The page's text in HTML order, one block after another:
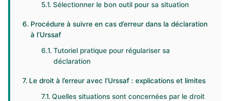
Sélectionner le bon outil pour sa situation
Procédure à suivre en cas d’erreur dans la déclaration
à l’Urssaf
Tutoriel pratique pour régulariser sa
déclaration
Le droit à l’erreur avec l’Urssaf : explications et limites
Quelles situations sont concernées par le droit